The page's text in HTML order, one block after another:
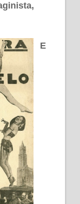
E